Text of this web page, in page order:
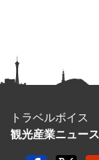
トラベルボイス
観光産業ニュース